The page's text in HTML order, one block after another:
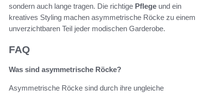
sondern auch lange tragen. Die richtige Pflege und ein
kreatives Styling machen asymmetrische Röcke zu einem
unverzichtbaren Teil jeder modischen Garderobe.
FAQ
Was sind asymmetrische Röcke?
Asymmetrische Röcke sind durch ihre ungleiche